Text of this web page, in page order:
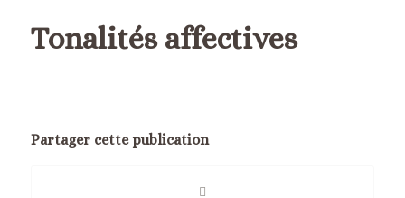
Tonalités affectives
Partager cette publication